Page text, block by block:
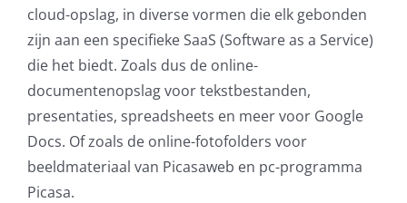
Office365
Glasvezelverbindingen
Microsoft software licenties
SLA overeenkomsten
cloud-opslag, in diverse vormen die elk gebonden
zijn aan een specifieke SaaS (Software as a Service)
die het biedt. Zoals dus de online-
documentenopslag voor tekstbestanden,
presentaties, spreadsheets en meer voor Google
Docs. Of zoals de online-fotofolders voor
beeldmateriaal van Picasaweb en pc-programma
Picasa.